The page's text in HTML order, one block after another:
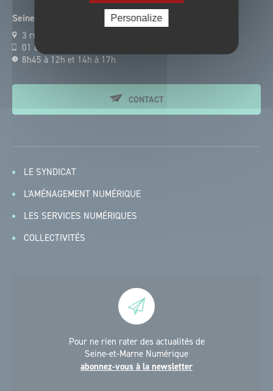
Seine-et-Marne Numérique
3 rue Paul Cézanne - 77000 MELUN
01 64 10 66 13
8h45 à 12h et 14h à 17h
CONTACT
LE SYNDICAT
L'AMÉNAGEMENT NUMÉRIQUE
LES SERVICES NUMÉRIQUES
COLLECTIVITÉS
Pour ne rien rater des actualités de
Seine-et-Marne Numérique
abonnez-vous à la newsletter
Personalize